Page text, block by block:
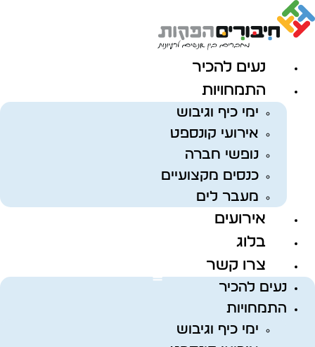
נעים להכיר
התמחויות
ימי כיף וגיבוש
אירועי קונספט
נופשי חברה
כנסים מקצועיים
מעבר לים
אירועים
בלוג
צרו קשר
נעים להכיר
התמחויות
ימי כיף וגיבוש